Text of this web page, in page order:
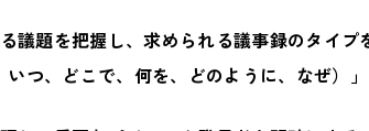
議題を把握し、求められる議事録のタイプ
いつ、どこで、何を、どのように、なぜ）